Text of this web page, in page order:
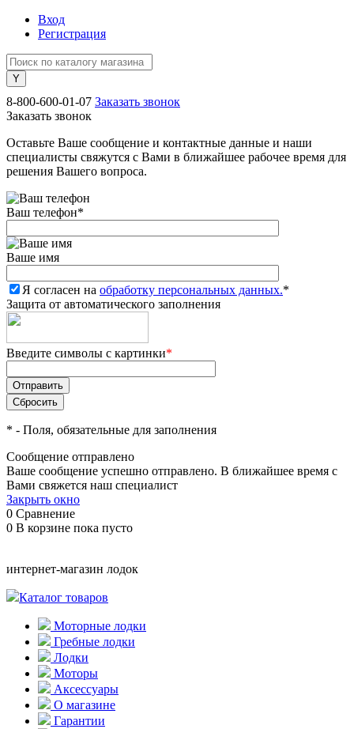
Вход
Регистрация
8-800-600-01-07 Заказать звонок
Заказать звонок
Оставьте Ваше сообщение и контактные данные и наши
специалисты свяжутся с Вами в ближайшее рабочее время для
решения Вашего вопроса.
Ваш телефон*
Ваше имя
Я согласен на обработку персональных данных.*
Защита от автоматического заполнения
Введите символы с картинки*
* - Поля, обязательные для заполнения
Сообщение отправлено
Ваше сообщение успешно отправлено. В ближайшее время с
Вами свяжется наш специалист
Закрыть окно
0 Сравнение
0 В корзине пока пусто
интернет-магазин лодок
Каталог товаров
Моторные лодки
Гребные лодки
Лодки
Моторы
Аксессуары
О магазине
Гарантии